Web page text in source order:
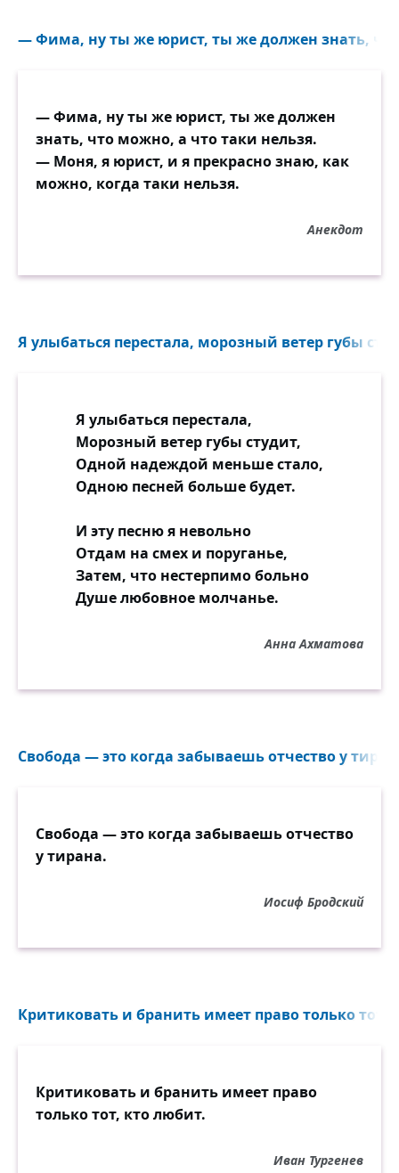
— Фима, ну ты же юрист, ты же должен знать,
— Фима, ну ты же юрист, ты же должен
знать, что можно, а что таки нельзя.
— Моня, я юрист, и я прекрасно знаю, как
можно, когда таки нельзя.
Анекдот
Я улыбаться перестала, морозный ветер губы
Я улыбаться перестала,
Морозный ветер губы студит,
Одной надеждой меньше стало,
Одною песней больше будет.
И эту песню я невольно
Отдам на смех и поруганье,
Затем, что нестерпимо больно
Душе любовное молчанье.
Анна Ахматова
Свобода — это когда забываешь отчество у
Свобода — это когда забываешь отчество
у тирана.
Иосиф Бродский
Критиковать и бранить имеет право только тот,
Критиковать и бранить имеет право
только тот, кто любит.
Иван Тургенев